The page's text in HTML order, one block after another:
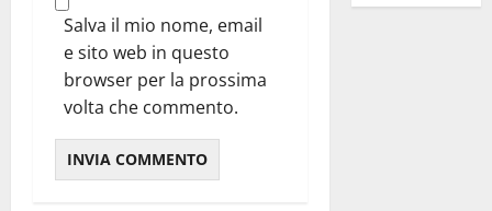
Salva il mio nome, email
e sito web in questo
browser per la prossima
volta che commento.